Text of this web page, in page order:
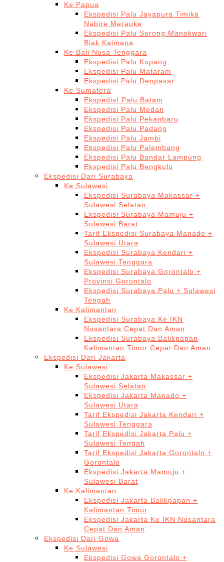
Ke Papua
Ekspedisi Palu Jayapura Timika
Nabire Merauke
Ekspedisi Palu Sorong Manokwari
Biak Kaimana
Ke Bali Nusa Tenggara
Ekspedisi Palu Kupang
Ekspedisi Palu Mataram
Ekspedisi Palu Denpasar
Ke Sumatera
EkspedisI Palu Batam
Ekspedisi Palu Medan
Ekspedisi Palu Pekanbaru
Ekspedisi Palu Padang
Ekspedisi Palu Jambi
Ekspedisi Palu Palembang
Ekspedisi Palu Bandar Lampung
Ekspedisi Palu Bengkulu
Ekspedisi Dari Surabaya
Ke Sulawesi
Ekspedisi Surabaya Makassar +
Sulawesi Selatan
Ekspedisi Surabaya Mamuju +
Sulawesi Barat
Tarif Ekspedisi Surabaya Manado +
Sulawesi Utara
Ekspedisi Surabaya Kendari +
Sulawesi Tenggara
Ekspedisi Surabaya Gorontalo +
Provinsi Gorontalo
Ekspedisi Surabaya Palu + Sulawesi
Tengah
Ke Kalimantan
Ekspedisi Surabaya Ke IKN
Nusantara Cepat Dan Aman
Ekspedisi Surabaya Balikpapan
Kalimantan Timur Cepat Dan Aman
Ekspedisi Dari Jakarta
Ke Sulawesi
Ekspedisi Jakarta Makassar +
Sulawesi Selatan
Ekspedisi Jakarta Manado +
Sulawesi Utara
Tarif Ekspedisi Jakarta Kendari +
Sulawesi Tenggara
Tarif Ekspedisi Jakarta Palu +
Sulawesi Tengah
Tarif Ekspedisi Jakarta Gorontalo +
Gorontalo
Ekspedisi Jakarta Mamuju +
Sulawesi Barat
Ke Kalimantan
Ekspedisi Jakarta Balikpapan +
Kalimantan Timur
Ekspedisi Jakarta Ke IKN Nusantara
Cepat Dan Aman
Ekspedisi Dari Gowa
Ke Sulawesi
Ekspedisi Gowa Gorontalo +